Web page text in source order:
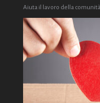
Aiuta il lavoro della